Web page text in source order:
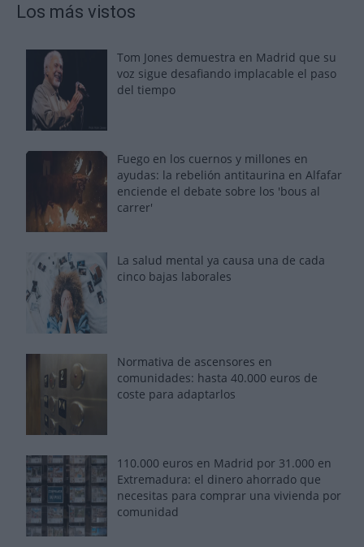
Los más vistos
Tom Jones demuestra en Madrid que su
voz sigue desafiando implacable el paso
del tiempo
Fuego en los cuernos y millones en
ayudas: la rebelión antitaurina en Alfafar
enciende el debate sobre los 'bous al
carrer'
La salud mental ya causa una de cada
cinco bajas laborales
Normativa de ascensores en
comunidades: hasta 40.000 euros de
coste para adaptarlos
110.000 euros en Madrid por 31.000 en
Extremadura: el dinero ahorrado que
necesitas para comprar una vivienda por
comunidad